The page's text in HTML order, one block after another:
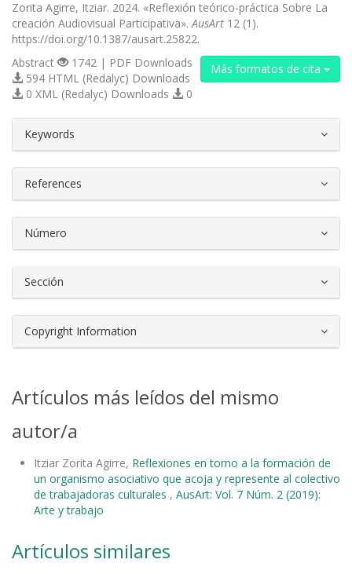
Zorita Agirre, Itziar. 2024. «Reflexión teórico-práctica Sobre La
creación Audiovisual Participativa».AusArt 12 (1).
https://doi.org/10.1387/ausart.25822.
Más formatos de cita
Abstract
1742 | PDF Downloads
594 HTML (Redalyc) Downloads
0 XML (Redalyc) Downloads
0
Keywords
References
Número
Sección
Copyright Information
Artículos más leídos del mismo
autor/a
Itziar Zorita Agirre, Reflexiones en torno a la formación de
un organismo asociativo que acoja y represente al colectivo
de trabajadoras culturales , AusArt: Vol. 7 Núm. 2 (2019):
Arte y trabajo
Artículos similares